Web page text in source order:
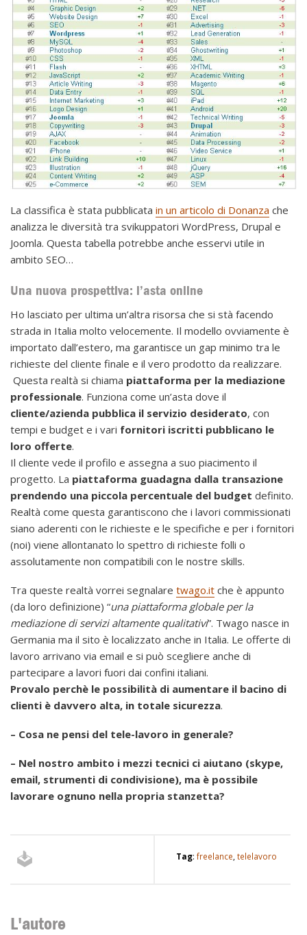
La classifica è stata pubblicata in un articolo di Donanza che
analizza le diversità tra svikuppatori WordPress, Drupal e
Joomla. Questa tabella potrebbe anche esservi utile in
ambito SEO…
Una nuova prospettiva: l’asta online
Ho lasciato per ultima un’altra risorsa che si stà facendo
strada in Italia molto velocemente. Il modello ovviamente è
importato dall’estero, ma garantisce un gap minimo tra le
richieste del cliente finale e il vero prodotto da realizzare.
Questa realtà si chiama piattaforma per la mediazione
professionale. Funziona come un’asta dove il
cliente/azienda pubblica il servizio desiderato, con
tempi e budget e i vari fornitori iscritti pubblicano le
loro offerte.
Il cliente vede il profilo e assegna a suo piacimento il
progetto. La piattaforma guadagna dalla transazione
prendendo una piccola percentuale del budget definito.
Realtà come questa garantiscono che i lavori commissionati
siano aderenti con le richieste e le specifiche e per i fornitori
(noi) viene allontanato lo spettro di richieste folli o
assolutamente non compatibili con le nostre skills.
Tra queste realtà vorrei segnalare twago.it che è appunto
(da loro definizione) “una piattaforma globale per la
mediazione di servizi altamente qualitativi”. Twago nasce in
Germania ma il sito è localizzato anche in Italia. Le offerte di
lavoro arrivano via email e si può scegliere anche di
partecipare a lavori fuori dai confini italiani.
Provalo perchè le possibilità di aumentare il bacino di
clienti è davvero alta, in totale sicurezza.
– Cosa ne pensi del tele-lavoro in generale?
– Nel nostro ambito i mezzi tecnici ci aiutano (skype,
email, strumenti di condivisione), ma è possibile
lavorare ognuno nella propria stanzetta?
Tag: freelance, telelavoro
L'autore